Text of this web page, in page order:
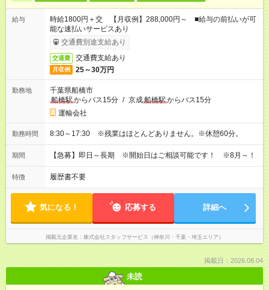
給与
時給1800円＋交 【月収例】288,000円～ ■給与の前払いが可
能な速払いサービスあり
交通費別途支給あり
交通費 交通費支給あり
月収例 25～30万円
勤務地
千葉県船橋市
船橋駅からバス15分 / 京成船橋駅からバス15分
運輸会社
勤務時間 8:30～17:30 ※残業はほとんどありません。※休憩60分。
期間 【急募】即日～長期 ※開始日はご相談可能です！ ※8月～！
特徴 履歴書不要
気になる！ 応募する 詳細へ
掲載元企業名 株式会社スタッフサービス（神奈川・千葉・埼玉エリア）
掲載日：2026.08.04
未読